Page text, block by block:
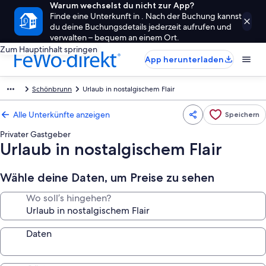
Warum wechselst du nicht zur App?
Finde eine Unterkunft in . Nach der Buchung kannst
du deine Buchungsdetails jederzeit aufrufen und
verwalten – bequem an einem Ort.
Zum Hauptinhalt springen
App herunterladen
Schönbrunn Urlaub in nostalgischem Flair
Alle Unterkünfte anzeigen Speichern
Privater Gastgeber
Urlaub in nostalgischem Flair
Wähle deine Daten, um Preise zu sehen
Wo soll’s hingehen?
Daten